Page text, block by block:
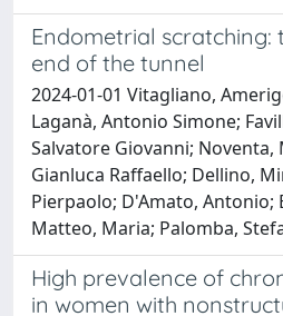
Endometrial scratching:
end of the tunnel
2024-01-01 Vitagliano,
Laganà, Antonio Simone;
Salvatore Giovanni; Noventa,
Gianluca Raffaello; Dellino,
Pierpaolo; D'Amato, Antonio;
Matteo, Maria; Palomba,
High prevalence of
in women with